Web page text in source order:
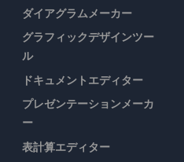
ダイアグラムメーカー
グラフィックデザインツー
ル
ドキュメントエディター
プレゼンテーションメーカ
ー
表計算エディター